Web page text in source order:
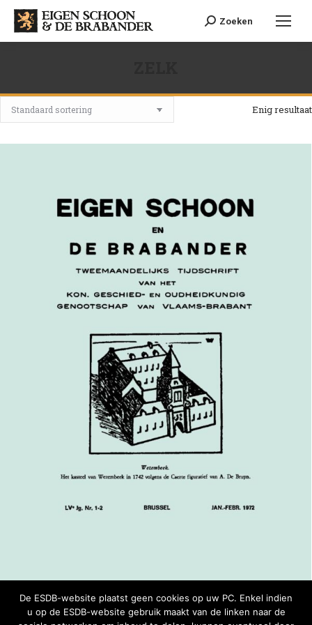
Search:Zoeken
Enig resultaat
1972 | 01-02 – ES&DB
De ESDB-website plaatst geen cookies op uw PC. Enkel indien
u op de ESDB-website gebruik maakt van de linken naar de